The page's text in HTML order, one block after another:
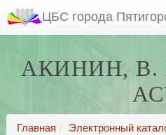
ЦБС города
АКИНИН, В.
Главная Электронный